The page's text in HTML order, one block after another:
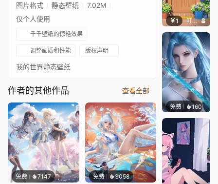
图片格式 静态壁纸
7.02M
仅个人使用
千千壁纸的惊艳效果
调整画质和性能 版权声明
我的世界静态壁纸
作者的其他作品 查看全部
免费 7147 免费 3058
￥1 叮叮当当
免费 160好看